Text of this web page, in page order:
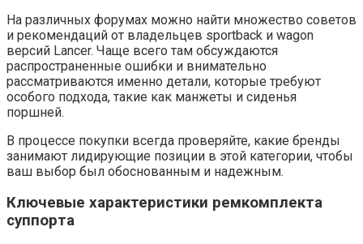
На различных форумах можно найти множество советов
и рекомендаций от владельцев sportback и wagon
версий Lancer. Чаще всего там обсуждаются
распространенные ошибки и внимательно
рассматриваются именно детали, которые требуют
особого подхода, такие как манжеты и сиденья
поршней.
В процессе покупки всегда проверяйте, какие бренды
занимают лидирующие позиции в этой категории, чтобы
ваш выбор был обоснованным и надежным.
Ключевые характеристики ремкомплекта
суппорта